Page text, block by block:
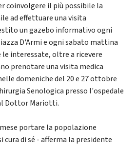
coinvolgere il più possibile la
ad effettuare una visita
un gazebo informativo ogni
D'Armi e ogni sabato mattina
le interessate, oltre a ricevere
prenotare una visita medica
domeniche del 20 e 27 ottobre
Senologica presso l'ospedale
Dottor Mariotti.
portare la popolazione
di sé - afferma la presidente